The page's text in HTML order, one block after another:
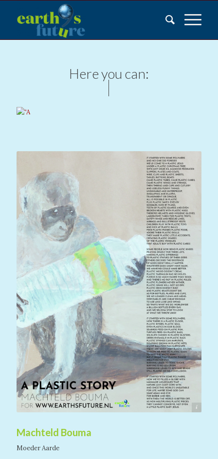
Here you can:
Machteld Bouma
Machteld Bouma
Moeder Aarde